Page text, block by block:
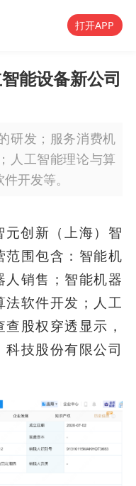
打开APP
能设备新公司
研发；服务消费机
人工智能理论与算
开发等。
创新（上海）智
范围包含：智能机
销售；智能机器
法软件开发；人工
股权穿透显示，
技股份有限公司